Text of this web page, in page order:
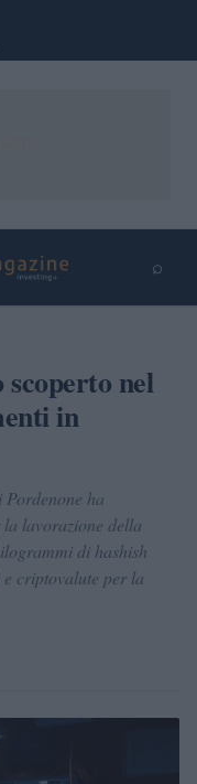
⌕
nel
in
ha
lavorazione della
di hashish
criptovalute per la